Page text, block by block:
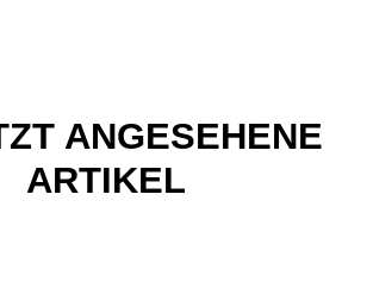
ANGESEHENE
ARTIKEL